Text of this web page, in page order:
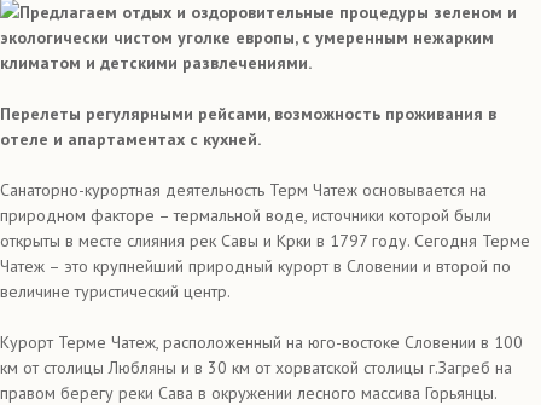
Предлагаем отдых и оздоровительные процедуры зеленом и
экологически чистом уголке европы, с умеренным нежарким
климатом и детскими развлечениями.
Перелеты регулярными рейсами, возможность проживания в
отеле и апартаментах с кухней.
Санаторно-курортная деятельность Терм Чатеж основывается на
природном факторе – термальной воде, источники которой были
открыты в месте слияния рек Савы и Крки в 1797 году. Сегодня Терме
Чатеж – это крупнейший природный курорт в Словении и второй по
величине туристический центр.
Курорт Терме Чатеж, расположенный на юго-востоке Словении в 100
км от столицы Любляны и в 30 км от хорватской столицы г.Загреб на
правом берегу реки Сава в окружении лесного массива Горьянцы.